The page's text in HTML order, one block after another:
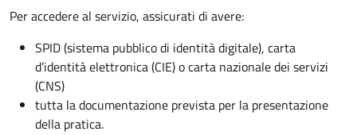
Per accedere al servizio, assicurati di avere:
SPID (sistema pubblico di identità digitale), carta
d’identità elettronica (CIE) o carta nazionale dei servizi
(CNS)
tutta la documentazione prevista per la presentazione
della pratica.